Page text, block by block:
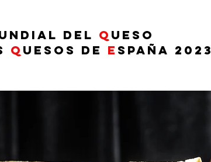
del Q ueso
q uesos de E spaña 2023